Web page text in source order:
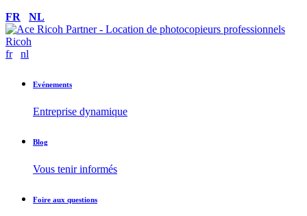
FR
NL
fr nl
Evénements
Entreprise dynamique
Blog
Vous tenir informés
Foire aux questions